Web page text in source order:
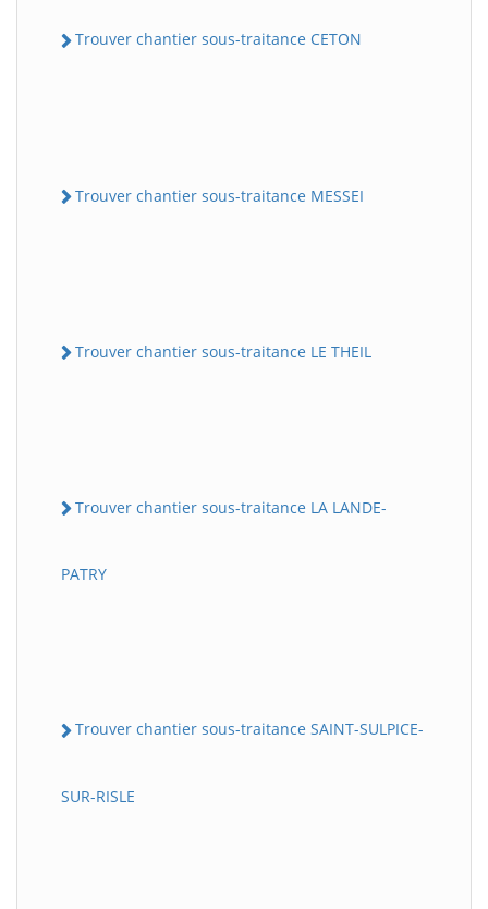
Trouver chantier sous-traitance CETON
Trouver chantier sous-traitance MESSEI
Trouver chantier sous-traitance LE THEIL
Trouver chantier sous-traitance LA LANDE-
PATRY
Trouver chantier sous-traitance SAINT-SULPICE-
SUR-RISLE